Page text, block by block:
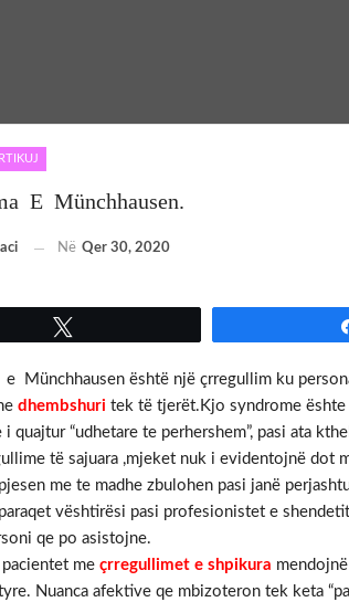
E Münchhausen.
Në Qer 30, 2020
e Münchhausen është një çrregullim ku
dhembshuri tek të tjerët.Kjo syndrome ështe
i quajtur “udhetare te perhershem”, pasi ata
të sajuara ,mjeket nuk i evidentojnë dot
me te madhe zbulohen pasi janë
vështirësi pasi profesionistet e
qe po asistojne.
me çrregullimet e shpikura
Nuanca afektive qe mbizoteron tek keta